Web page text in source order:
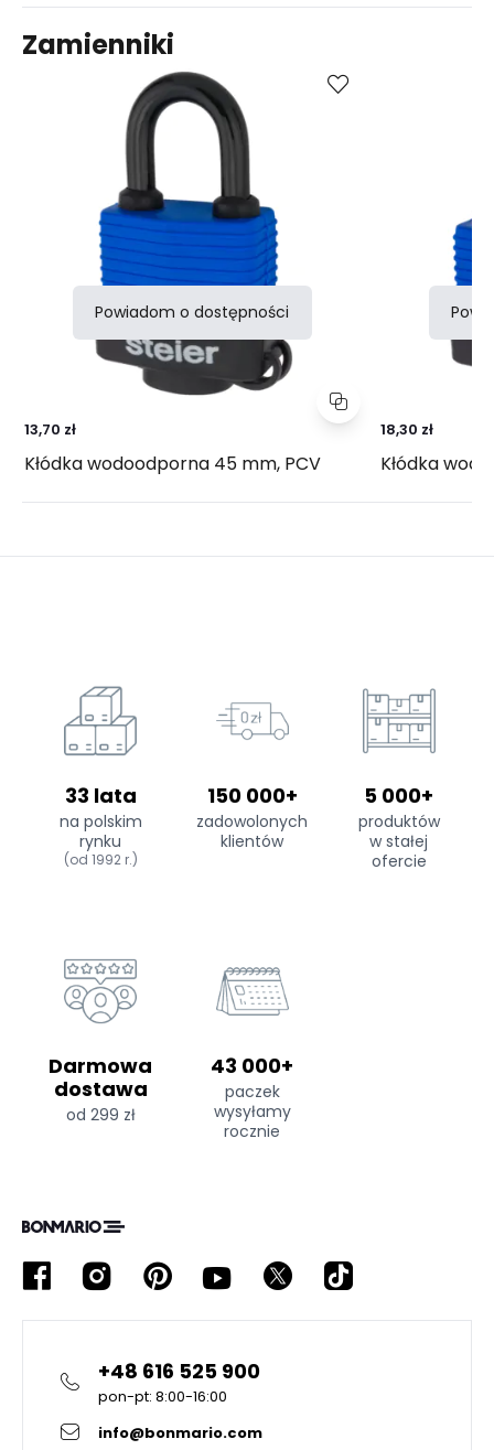
Zamienniki
Powiadom o dostępności
13,70 zł
Kłódka wodoodporna 45 mm, PCV
18,30 zł
Kłódka
33 lata
na polskim
rynku
(od 1992 r.)
150 000+
zadowolonych
klientów
5 000+
produktów
w stałej
ofercie
Darmowa
dostawa
od 299 zł
43 000+
paczek
wysyłamy
rocznie
+48 616 525 900
pon-pt: 8:00-16:00
info@bonmario.com